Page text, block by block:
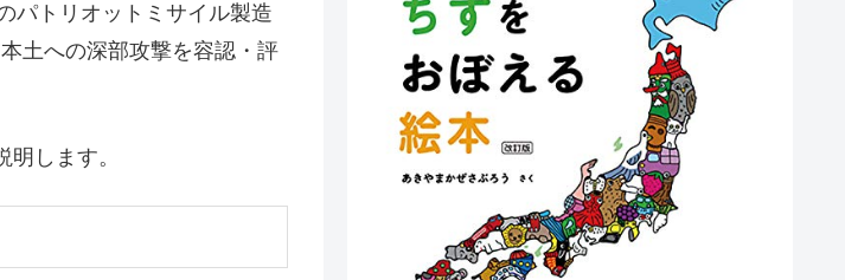
パトリオットミサイル製造
土への深部攻撃を容認・評
します。